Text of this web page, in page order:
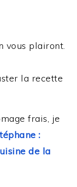
vous plairont.
la recette
frais, je
:
de la